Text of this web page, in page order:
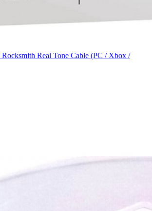
Real Tone Cable (PC / Xbox /